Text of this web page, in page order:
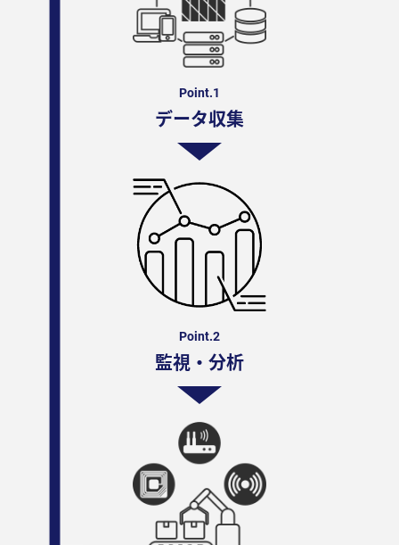
Point.1
データ収集
Point.2
監視・分析